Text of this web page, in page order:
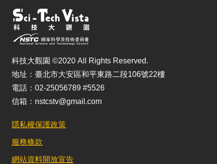
科技大觀園 ©2020 All Rights Reserved.
地址：臺北市大安區和平東路二段106號22樓
電話：02-25056789 #5526
信箱：nstcstv@gmail.com
隱私權保護政策
服務條款
網站資料開放宣告